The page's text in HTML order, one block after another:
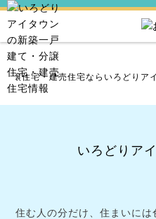
分譲住宅・建売住宅ならいろどりア
いろどりア
住む人の分だけ、住まいには